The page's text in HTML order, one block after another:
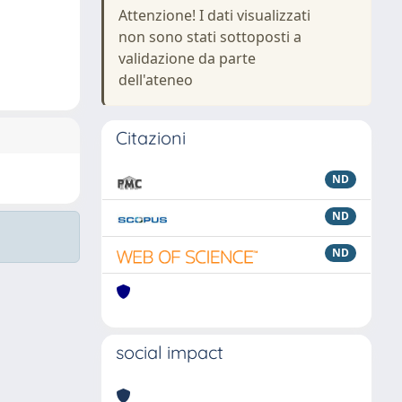
Attenzione! I dati visualizzati
non sono stati sottoposti a
validazione da parte
dell'ateneo
Citazioni
ND
ND
ND
social impact